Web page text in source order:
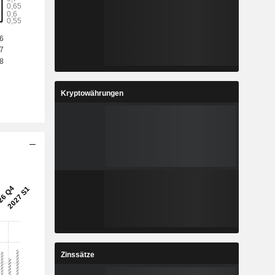
8,469
382.175
Kryptowährungen
Zinssätze